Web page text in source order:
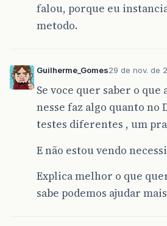
falou, porque eu
metodo.
Guilherme_Gomes29 de nov. de
Se voce quer saber o que
nesse faz algo quanto no
testes diferentes , um pra
E não estou vendo
Explica melhor o que
sabe podemos ajudar